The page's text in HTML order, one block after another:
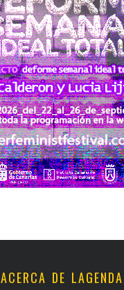
ACERCA DE LAGENDA